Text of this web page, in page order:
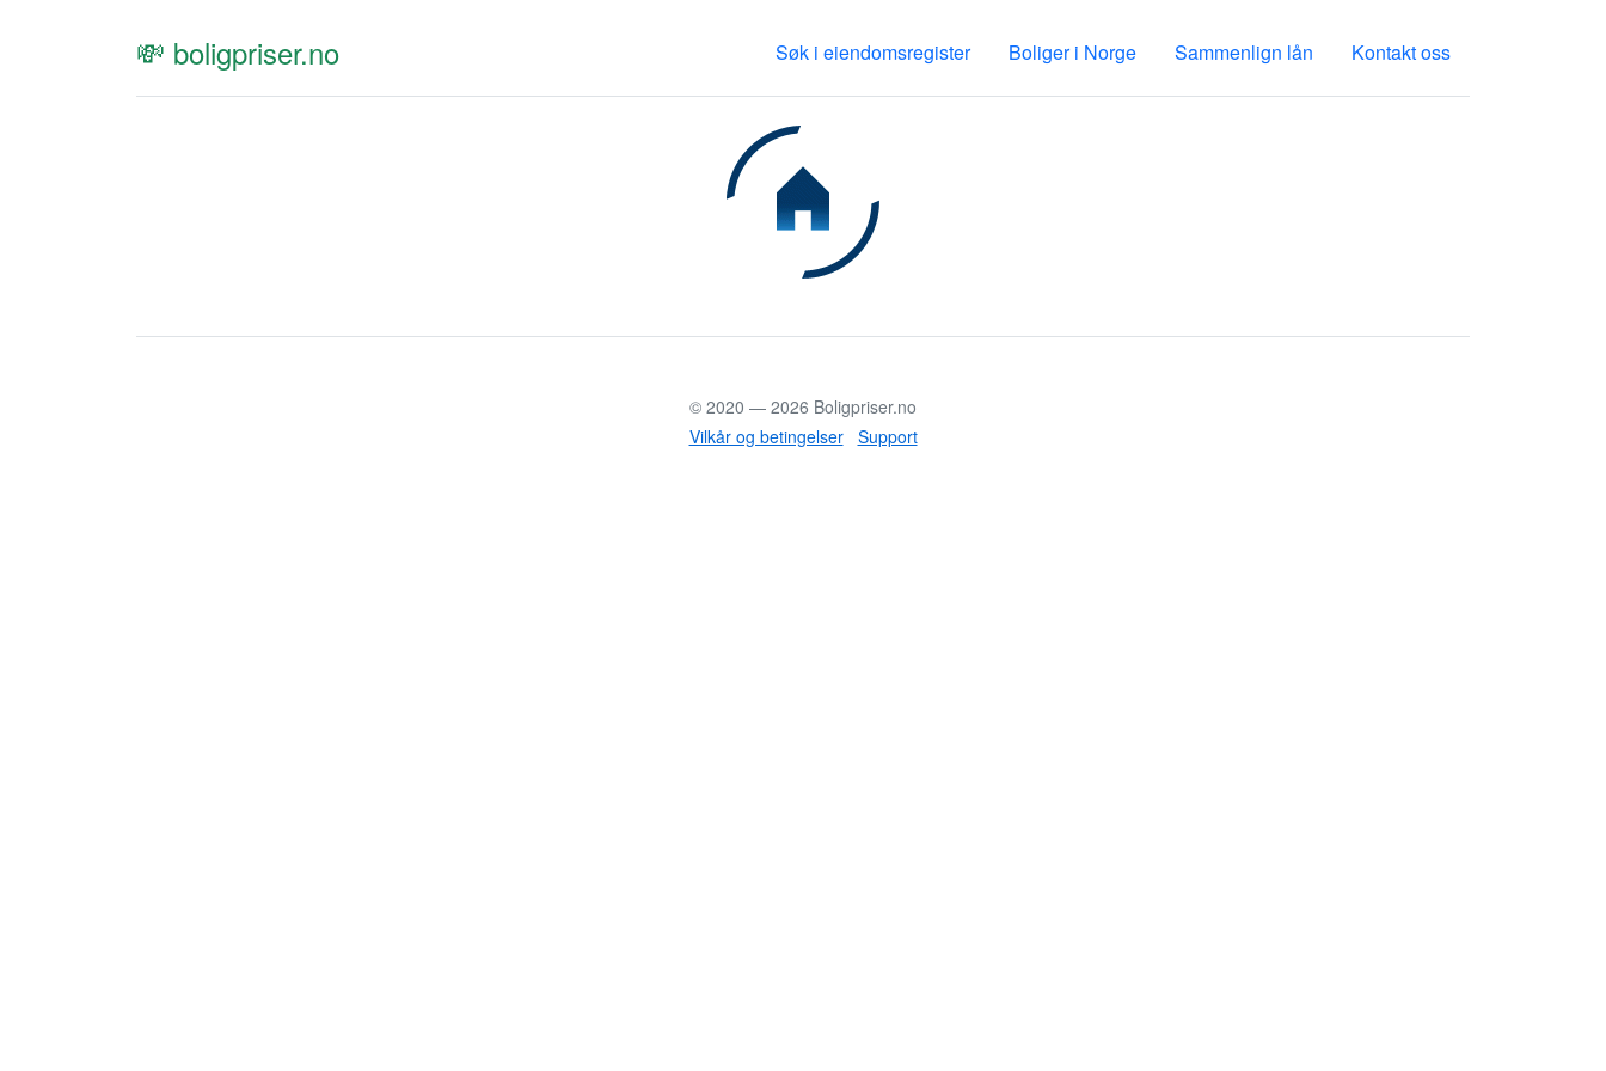
💸 boligpriser.no Søk i eiendomsregister Boliger i Norge Sammenlign lån Kontakt oss
© 2020 — 2026 Boligpriser.no
Vilkår og betingelser
Support